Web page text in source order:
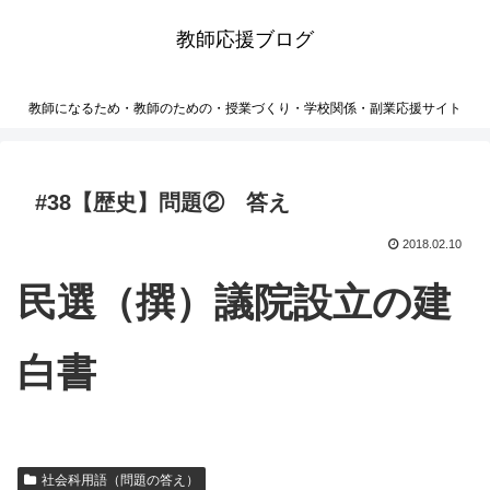
教師応援ブログ
教師になるため・教師のための・授業づくり・学校関係・副業応援サイト
#38【歴史】問題② 答え
2018.02.10
民選（撰）議院設立の建
白書
社会科用語（問題の答え）